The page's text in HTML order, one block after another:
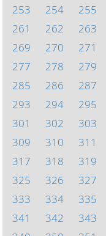
253
254 255
261
262 263
269
270 271
277
278 279
285
286 287
293
294 295
301
302 303
309
310 311
317
318 319
325
326 327
333
334 335
341
342 343